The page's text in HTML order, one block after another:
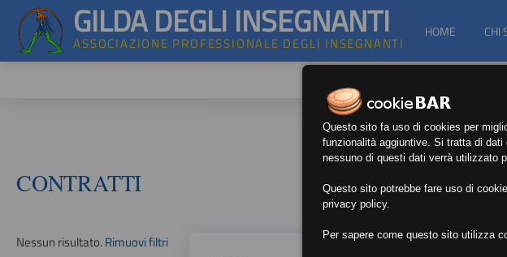
GILDA DEGLI INSEGNANTI
ASSOCIAZIONE PROFESSIONALE DEGLI INSEGNANTI
HOME CHI
CONTRATTI
Nessun risultato.Rimuovi filtri
Questo sito fa uso di cookies per
funzionalità aggiuntive. Si tratta di
nessuno di questi dati verrà utilizzato
Questo sito potrebbe fare uso di
privacy policy.
Per sapere come questo sito utilizza